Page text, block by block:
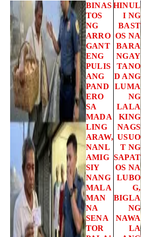
BINAS
TOS
NG
ARRO
GANT
ENG
PULIS
ANG
PAND
ERO
SA
MADA
LING
ARAW,
NANL
AMIG
SIY
NANG
MALA
MAN
NA
SENA
TOR
HINUL
I NG
BAST
OS NA
BARA
NGAY
TANO
D ANG
LUMA
NG
LALA
KING
NAGS
USUO
T NG
SAPAT
OS NA
LUBO
G,
BIGLA
NG
NAWA
LA